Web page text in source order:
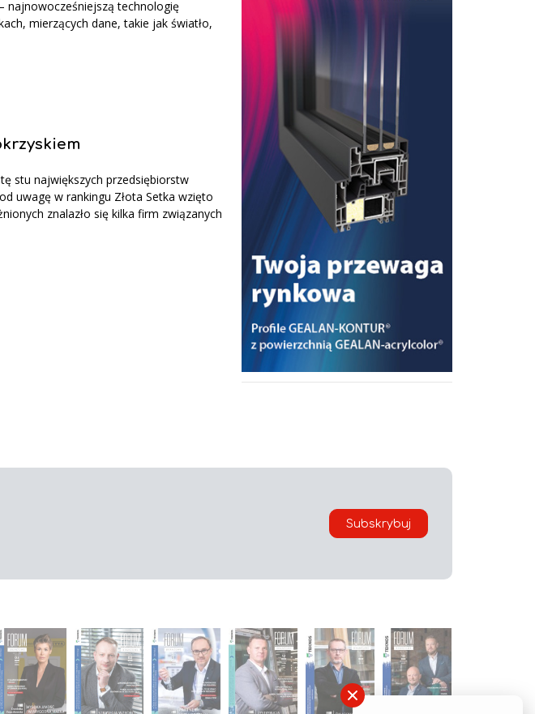
najnowocześniejszą technologię
mierzących dane, takie jak światło,
stu największych przedsiębiorstw
uwagę w rankingu Złota Setka wzięto
znalazło się kilka firm związanych
Subskrybuj
×